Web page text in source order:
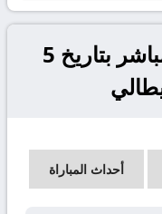
مباراة بيسا و تورينو بث مباشر بتاريخ 5
أحداث المباراة